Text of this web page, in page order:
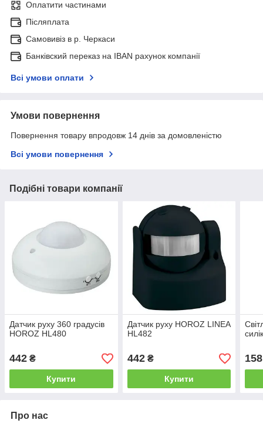
Оплатити частинами
Післяплата
Самовивіз в р. Черкаси
Банківский переказ на IBAN рахунок компанії
Всі умови оплати
Умови повернення
Повернення товару впродовж 14 днів за домовленістю
Всі умови повернення
Подібні товари компанії
Датчик руху 360 градусів
HOROZ HL480
442 ₴
Купити
Датчик руху HOROZ LINEA
HL482
442₴
Купити
158
Про нас